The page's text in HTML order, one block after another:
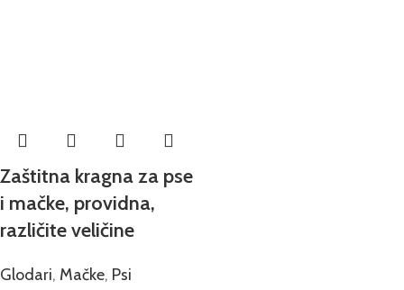
Zaštitna kragna za pse
i mačke, providna,
različite veličine
Glodari, Mačke, Psi